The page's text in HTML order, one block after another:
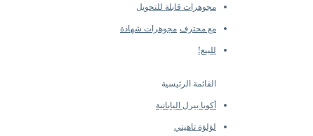
مجوهرات قابلة للتحويل
مع محترف مجوهرات شهادة
للبيع!
القائمة الرئيسية
أكويا بيرل اليابانية
لؤلؤة تاهيتي